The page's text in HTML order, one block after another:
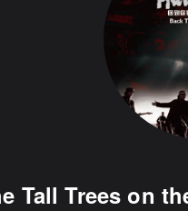
Tall Trees on